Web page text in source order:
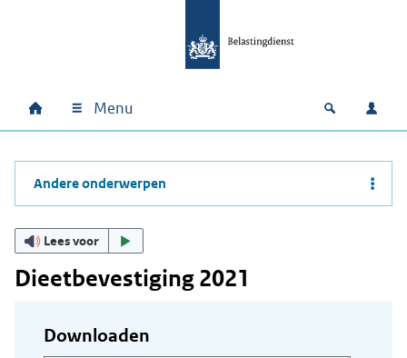
Hoofdnavigatie
Home Menu Open
Andere onderwerpen
Lees voor
Dieetbevestiging 2021
Downloaden